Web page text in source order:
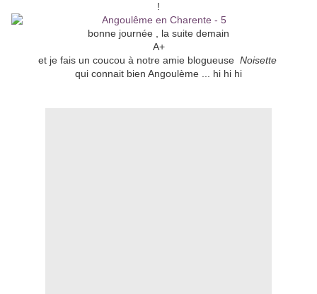
!
bonne journée , la suite demain
A+
et je fais un coucou à notre amie blogueuse Noisette
qui connait bien Angoulème ... hi hi hi